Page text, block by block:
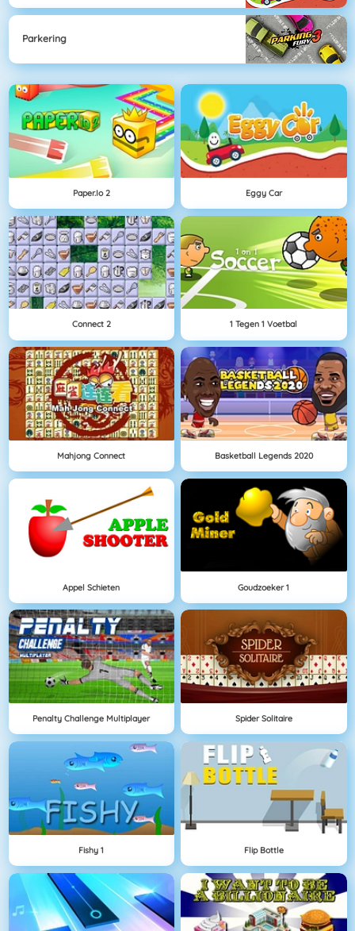
Parkering
Paper.io 2 Eggy Car
Connect 2 1 Tegen 1 Voetbal
Mahjong Connect Basketball Legends 2020
Appel Schieten Goudzoeker 1
Penalty Challenge Multiplayer Spider Solitaire
Fishy 1 Flip Bottle